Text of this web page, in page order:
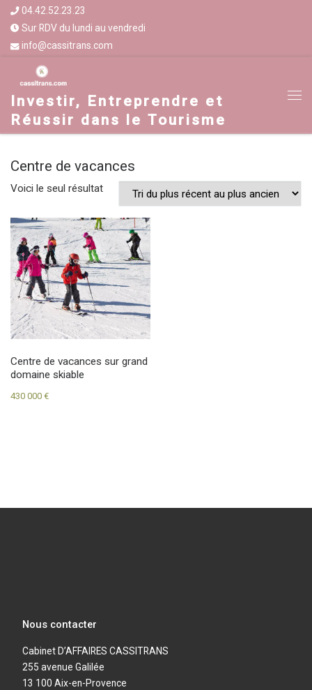
04.42.52.23.23
Sur RDV du lundi au vendredi
info@cassitrans.com
Investir, Entreprendre et
Réussir dans le Tourisme
Centre de vacances
Voici le seul résultat
Centre de vacances sur grand
domaine skiable
430 000 €
Nous contacter
Cabinet D’AFFAIRES CASSITRANS
255 avenue Galilée
13 100 Aix-en-Provence